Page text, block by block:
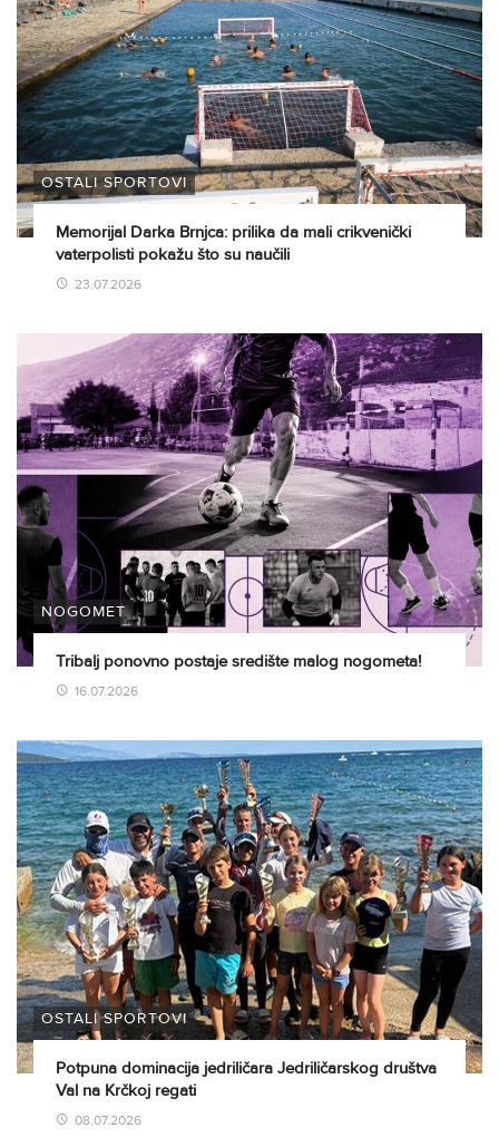
OSTALI SPORTOVI
Memorijal Darka Brnjca: prilika da mali crikvenički
vaterpolisti pokažu što su naučili
23.07.2026
NOGOMET
Tribalj ponovno postaje središte malog nogometa!
16.07.2026
OSTALI SPORTOVI
Potpuna dominacija jedriličara Jedriličarskog društva
Val na Krčkoj regati
08.07.2026